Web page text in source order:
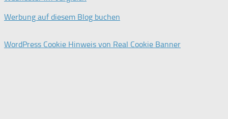
Werbung auf diesem Blog buchen
WordPress Cookie Hinweis von Real Cookie Banner